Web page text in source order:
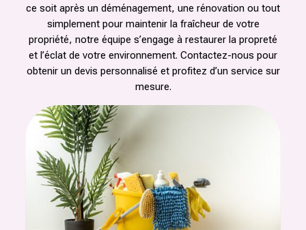
ce soit après un déménagement, une rénovation ou tout
simplement pour maintenir la fraîcheur de votre
propriété, notre équipe s’engage à restaurer la propreté
et l’éclat de votre environnement. Contactez-nous pour
obtenir un devis personnalisé et profitez d’un service sur
mesure.